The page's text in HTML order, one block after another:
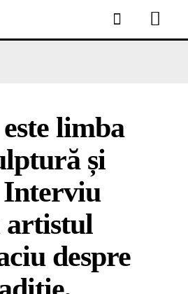
limba
și
artistul
despre